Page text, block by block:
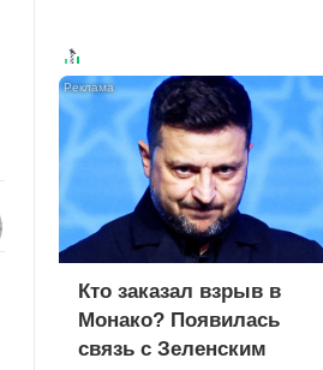
Кто заказал взрыв в
Монако? Появилась
связь с Зеленским